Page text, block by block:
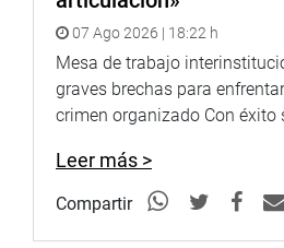
07 Ago 2026 | 18:22 h
Mesa de trabajo
graves brechas para
crimen organizado Con éxito
Leer más >
Compartir